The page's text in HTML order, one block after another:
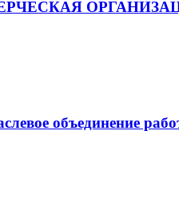
объединение